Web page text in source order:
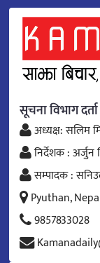
सूचना विभाग
अध्यक्ष: सलिम
निर्देशक : अर्जुन
सम्पादक :
Pyuthan,
9857833028